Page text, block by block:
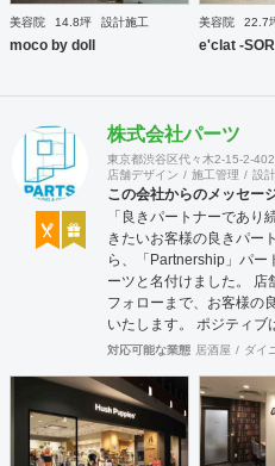
美容院 14.8坪 設計施工
moco by doll
美容院 22.7
e'clat -
株式会社パーツ
東京都渋谷区代々木2-15-2-402
店舗デザイン
施工管理 設
この会社からのメッセー
「良きパートナーであり
きたいお客様の良きパー
ら、「Partnership」パー
ーツと名付けました。 店
フォローまで、お客様の
いたします。 ポジティブ
ティブが幸せを呼び込み
社ならではの実績をご確
href="https://
対応可能な業態 居酒屋 ダイ